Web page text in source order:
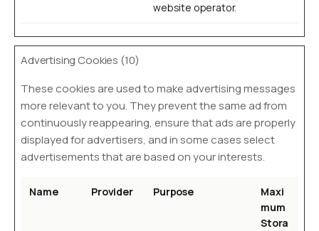
website operator.
Advertising Cookies (10)
These cookies are used to make advertising messages
more relevant to you. They prevent the same ad from
continuously reappearing, ensure that ads are properly
displayed for advertisers, and in some cases select
advertisements that are based on your interests.
Name Provider Purpose
Maxi
mum
Stora